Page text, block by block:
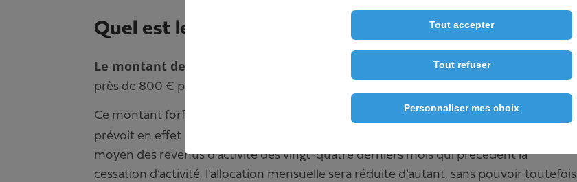
Quel est le montant de l’ATI ?
Le montant de l’ATI est forfaitaire
. Il s’élève à 26,30 € par jour, ce qui représente
près de 800 € par mois. Les montants sont spécifiques pour Mayotte.
Ce montant forfaitaire est désormais encadré par la loi du 16 février 2022. La loi
prévoit en effet que si le montant forfaitaire de l’allocation est
moyen des revenus d’activité des vingt-quatre derniers mois qui précédent la
cessation d’activité, l’allocation mensuelle sera réduite d’autant, sans pouvoir toutefois
Tout accepter
Tout refuser
Personnaliser mes choix